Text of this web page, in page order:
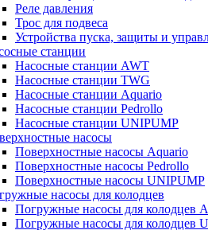
Реле давления
Трос для подвеса
Устройства пуска, защиты и
станции
Насосные станции AWT
Насосные станции TWG
Насосные станции Aquario
Насосные станции Pedrollo
Насосные станции UNIPUMP
насосы
Поверхностные насосы Aquario
Поверхностные насосы Pedrollo
Поверхностные насосы UNIPUMP
насосы для колодцев
Погружные насосы для колодцев
Погружные насосы для колодцев